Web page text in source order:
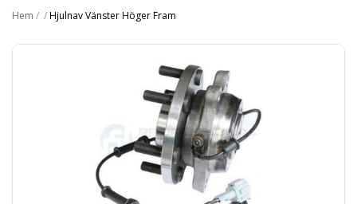
Hem / /Hjulnav Vänster Höger Fram